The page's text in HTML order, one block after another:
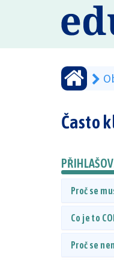
Často
Proč se
Co je to
Proč se